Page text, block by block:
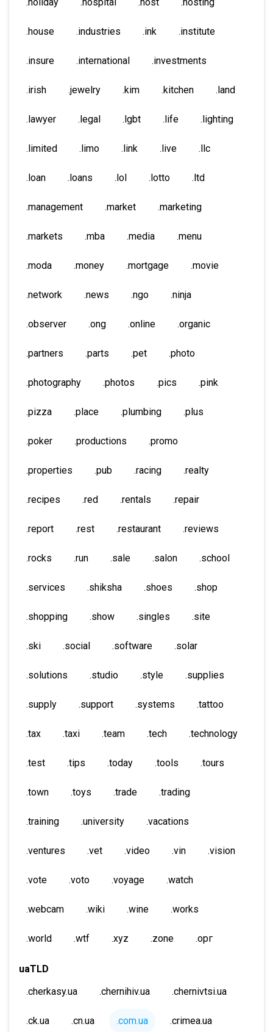
.house .industries .ink .institute
.insure .international .investments
.irish .jewelry .kim .kitchen .land
.lawyer .legal .lgbt .life .lighting
.limited .limo .link .live .llc
.loan .loans .lol .lotto .ltd
.management .market .marketing
.markets .mba .media .menu
.moda .money .mortgage .movie
.network .news .ngo .ninja
.observer .ong .online .organic
.partners .parts .pet .photo
.photography .photos .pics .pink
.pizza .place .plumbing .plus
.poker .productions .promo
.properties .pub .racing .realty
.recipes .red .rentals .repair
.report .rest .restaurant .reviews
.rocks .run .sale .salon .school
.services .shiksha .shoes .shop
.shopping .show .singles .site
.ski .social .software .solar
.solutions .studio .style .supplies
.supply .support .systems .tattoo
.tax .taxi .team .tech .technology
.test .tips .today .tools .tours
.town .toys .trade .trading
.training .university .vacations
.ventures .vet .video .vin .vision
.vote .voto .voyage .watch
.webcam .wiki .wine .works
.world .wtf .xyz .zone .орг
uaTLD
.cherkasy.ua
.chernihiv.ua .chernivtsi.ua
.ck.ua .cn.ua .com.ua .crimea.ua